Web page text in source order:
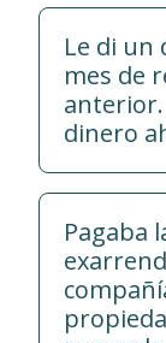
Le di un
mes de
anterior.
dinero
Pagaba